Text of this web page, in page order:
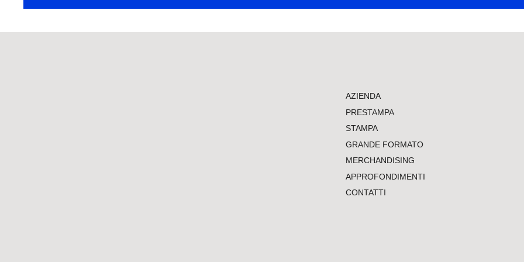
AZIENDA
PRESTAMPA
STAMPA
GRANDE FORMATO
MERCHANDISING
APPROFONDIMENTI
CONTATTI